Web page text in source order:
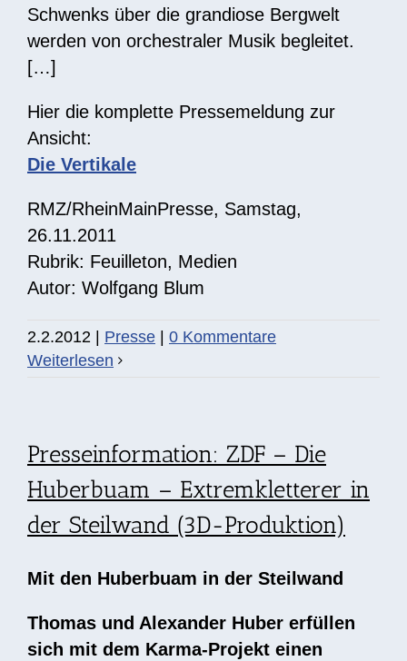
Schwenks über die grandiose Bergwelt
werden von orchestraler Musik begleitet.
[…]
Hier die komplette Pressemeldung zur
Ansicht:
Die Vertikale
RMZ/RheinMainPresse, Samstag,
26.11.2011
Rubrik: Feuilleton, Medien
Autor: Wolfgang Blum
2.2.2012 Presse
0 Kommentare
Weiterlesen
Presseinformation: ZDF – Die
Huberbuam – Extremkletterer in
der Steilwand (3D-Produktion)
Mit den Huberbuam in der Steilwand
Thomas und Alexander Huber erfüllen
sich mit dem Karma-Projekt einen